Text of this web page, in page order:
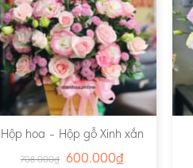
Hộp hoa – Hộp gỗ Xinh xắn
01 – Ms:2291
708.000₫ 600.000₫